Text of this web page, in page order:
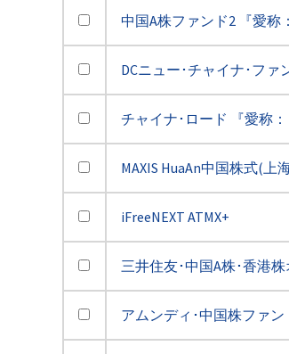
中国A株ファンド2 『愛称
DCニュー･チャイナ･ファ
チャイナ･ロード 『愛称：
MAXIS HuaAn中国株式(上
iFreeNEXT ATMX+
三井住友･中国A株･香港
アムンディ･中国株ファン